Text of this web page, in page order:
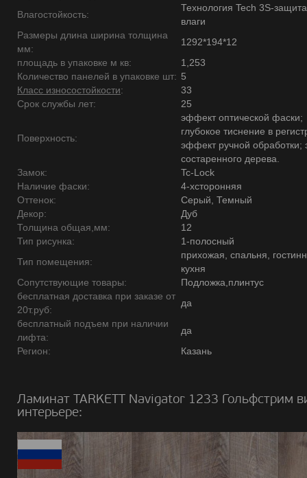
Влагостойкость:
Технология Tech 3S-
влаги
Размеры длина ширина толщина
мм:
1292*194*12
площадь в упаковке м кв:
1,253
Количество панелей в упаковке шт: 5
Класс износостойкости:
33
Срок службы лет:
25
Поверхность:
эффект оптической фаски;
глубокое тиснение в
эффект ручной обработки;
состаренного дерева.
Замок:
Tc-Lock
Наличие фаски:
4-хсторонняя
Оттенок:
Серый, Темный
Декор:
Дуб
Толщина общая,мм:
12
Тип рисунка:
1-полосный
Тип помещения:
прихожая, спальня,
кухня
Сопутствующие товары:
Подложка,плинтус
бесплатная доставка при заказе от
20т.руб:
да
бесплатный подъем при наличии
лифта:
да
Регион:
Казань
Ламинат TARKETT Navigator 1233 Гольфстрим
интерьере: